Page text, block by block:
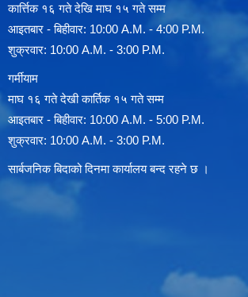
कार्त्तिक १६ गते देखि माघ १५ गते सम्म
आइतबार - बिहीवार: 10:00 A.M. - 4:00 P.M.
शुक्रवार: 10:00 A.M. - 3:00 P.M.
गर्मीयाम
माघ १६ गते देखी कार्तिक १५ गते सम्म
आइतबार - बिहीवार: 10:00 A.M. - 5:00 P.M.
शुक्रवार: 10:00 A.M. - 3:00 P.M.
सार्बजनिक बिदाको दिनमा कार्यालय बन्द रहने छ ।